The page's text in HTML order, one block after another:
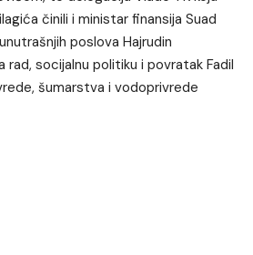
činili i ministar finansija Suad
poslova Hajrudin
rad, socijalnu politiku i povratak Fadil
šumarstva i vodoprivrede